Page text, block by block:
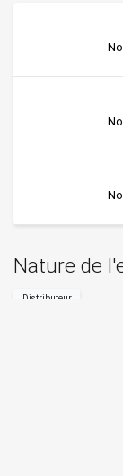
Nature de
Distributeur